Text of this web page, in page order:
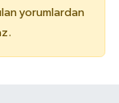
yorumlardan